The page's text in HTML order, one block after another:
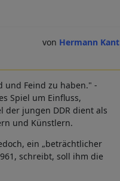
Hermann Kant
und Feind zu haben." -
Spiel um Einfluss,
der jungen DDR dient als
und Künstlern.
ein „beträchtlicher
schreibt, soll ihm die